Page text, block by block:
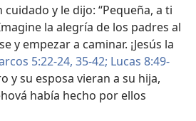
y le dijo: “Pequeña, a ti
la alegría de los padres al
y empezar a caminar. ¡Jesús la
5:22-24, 35-42; Lucas 8:49-
y su esposa vieran a su hija,
había hecho por ellos